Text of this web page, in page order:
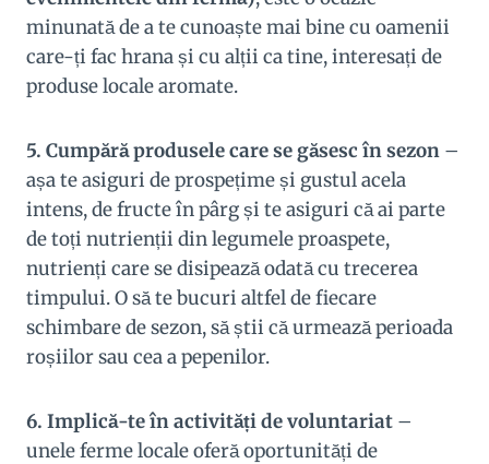
minunată de a te cunoaște mai bine cu oamenii
care-ți fac hrana și cu alții ca tine, interesați de
produse locale aromate.
5. Cumpără produsele care se găsesc în sezon –
așa te asiguri de prospețime și gustul acela
intens, de fructe în pârg și te asiguri că ai parte
de toți nutrienții din legumele proaspete,
nutrienți care se disipează odată cu trecerea
timpului. O să te bucuri altfel de fiecare
schimbare de sezon, să știi că urmează perioada
roșiilor sau cea a pepenilor.
6. Implică-te în activități de voluntariat –
unele ferme locale oferă oportunități de